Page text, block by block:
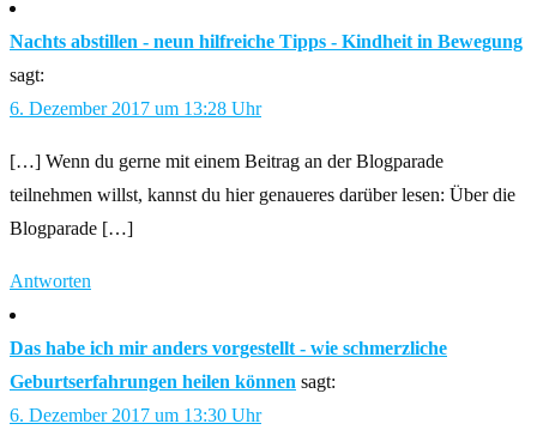
Nachts abstillen - neun hilfreiche Tipps - Kindheit in Bewegung
sagt:
6. Dezember 2017 um 13:28 Uhr
[…] Wenn du gerne mit einem Beitrag an der Blogparade
teilnehmen willst, kannst du hier genaueres darüber lesen: Über die
Blogparade […]
Antworten
Das habe ich mir anders vorgestellt - wie schmerzliche
Geburtserfahrungen heilen können sagt:
6. Dezember 2017 um 13:30 Uhr